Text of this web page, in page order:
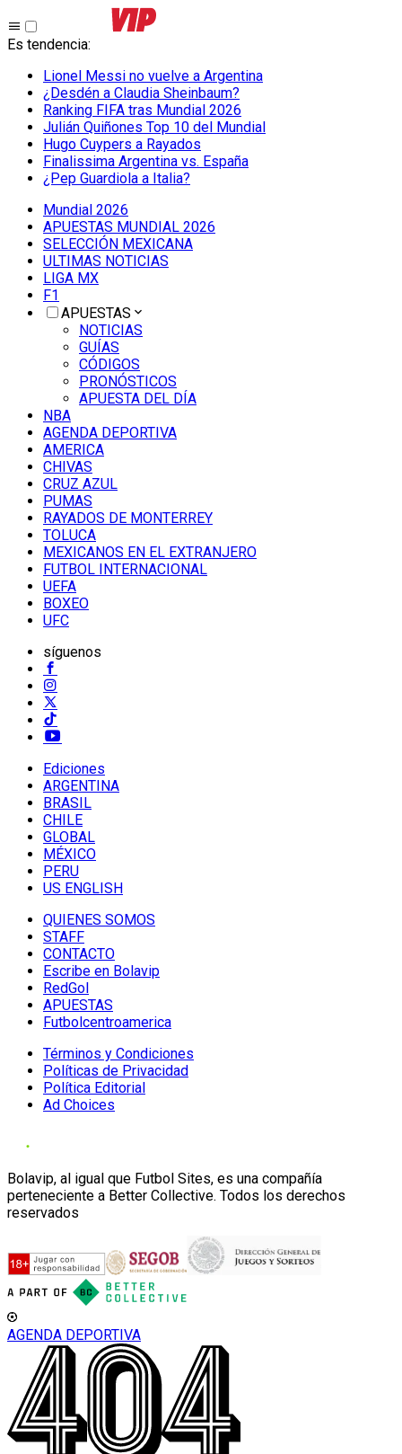
Es tendencia:
Lionel Messi no vuelve a Argentina
¿Desdén a Claudia Sheinbaum?
Ranking FIFA tras Mundial 2026
Julián Quiñones Top 10 del Mundial
Hugo Cuypers a Rayados
Finalissima Argentina vs. España
¿Pep Guardiola a Italia?
Mundial 2026
APUESTAS MUNDIAL 2026
SELECCIÓN MEXICANA
ULTIMAS NOTICIAS
LIGA MX
F1
APUESTAS
NOTICIAS
GUÍAS
CÓDIGOS
PRONÓSTICOS
APUESTA DEL DÍA
NBA
AGENDA DEPORTIVA
AMERICA
CHIVAS
CRUZ AZUL
PUMAS
RAYADOS DE MONTERREY
TOLUCA
MEXICANOS EN EL EXTRANJERO
FUTBOL INTERNACIONAL
UEFA
BOXEO
UFC
síguenos
Ediciones
ARGENTINA
BRASIL
CHILE
GLOBAL
MÉXICO
PERU
US ENGLISH
QUIENES SOMOS
STAFF
CONTACTO
Escribe en Bolavip
RedGol
APUESTAS
Futbolcentroamerica
Términos y Condiciones
Políticas de Privacidad
Política Editorial
Ad Choices
Bolavip, al igual que Futbol Sites, es una compañía
perteneciente a Better Collective. Todos los derechos
reservados
AGENDA DEPORTIVA